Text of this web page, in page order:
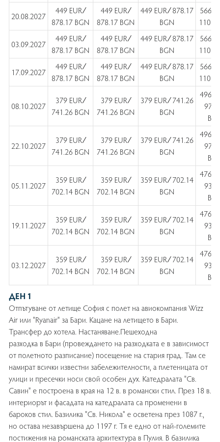
20.08.2027
449 EUR ∕
878.17 BGN
449 EUR ∕
878.17 BGN
449 EUR ∕ 878.17
BGN
566
1107
03.09.2027
449 EUR ∕
878.17 BGN
449 EUR ∕
878.17 BGN
449 EUR ∕ 878.17
BGN
566
1107
17.09.2027
449 EUR ∕
878.17 BGN
449 EUR ∕
878.17 BGN
449 EUR ∕ 878.17
BGN
566
1107
08.10.2027
379 EUR ∕
741.26 BGN
379 EUR ∕
741.26 BGN
379 EUR ∕ 741.26
BGN
496
22.10.2027
379 EUR ∕
741.26 BGN
379 EUR ∕
741.26 BGN
379 EUR ∕ 741.26
BGN
496
05.11.2027
359 EUR ∕
702.14 BGN
359 EUR ∕
702.14 BGN
359 EUR ∕ 702.14
BGN
476
19.11.2027
359 EUR ∕
702.14 BGN
359 EUR ∕
702.14 BGN
359 EUR ∕ 702.14
BGN
476
03.12.2027
359 EUR ∕
702.14 BGN
359 EUR ∕
702.14 BGN
359 EUR ∕ 702.14
BGN
476
ДЕН 1
Отпътуване от летище София с полет на авиокомпания Wizz
Air или "Ryanair" за Бари. Кацане на летището в Бари.
Трансфер до хотела. Настаняване.Пешеходна
разходка в Бари (провеждането на разходката е в зависимост
от полетното разписание) посещение на стария град. Там се
намират всички известни забележителности, а плетеницата от
улици и пресечки носи свой особен дух. Катедралата "Св.
Савин" е построена в края на 12 в. в романски стил. През 18 в.
интериорът и фасадата на катедралата са променени в
бароков стил. Базилика "Св. Никола" е осветена през 1087 г.,
но остава незавършена до 1197 г. Тя е едно от най-големите
постижения на романската архитектура в Пулия. В базилика